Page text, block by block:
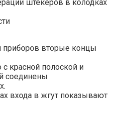
штекеров в колодках
приборов вторые концы
красной полоской и
соединены
входа в жгут показывают